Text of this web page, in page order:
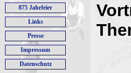
875 Jahrfeier
Links
Presse
Impressum
Datenschutz